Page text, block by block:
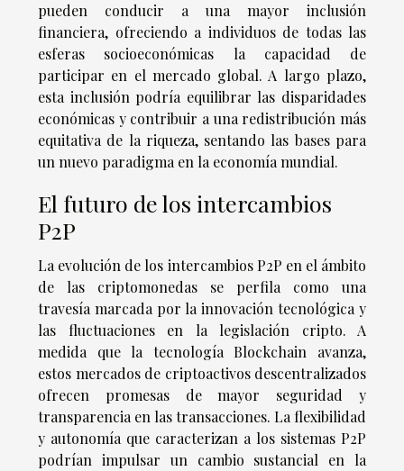
pueden conducir a una mayor inclusión
financiera, ofreciendo a individuos de todas las
esferas socioeconómicas la capacidad de
participar en el mercado global. A largo plazo,
esta inclusión podría equilibrar las disparidades
económicas y contribuir a una redistribución más
equitativa de la riqueza, sentando las bases para
un nuevo paradigma en la economía mundial.
El futuro de los intercambios
P2P
La evolución de los intercambios P2P en el ámbito
de las criptomonedas se perfila como una
travesía marcada por la innovación tecnológica y
las fluctuaciones en la legislación cripto. A
medida que la tecnología Blockchain avanza,
estos mercados de criptoactivos descentralizados
ofrecen promesas de mayor seguridad y
transparencia en las transacciones. La flexibilidad
y autonomía que caracterizan a los sistemas P2P
podrían impulsar un cambio sustancial en la